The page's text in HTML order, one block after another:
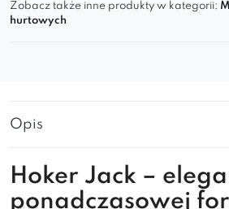
Zobacz także inne produkty w kategorii:
hurtowych
Opis
Hoker Jack –
ponadczasowej